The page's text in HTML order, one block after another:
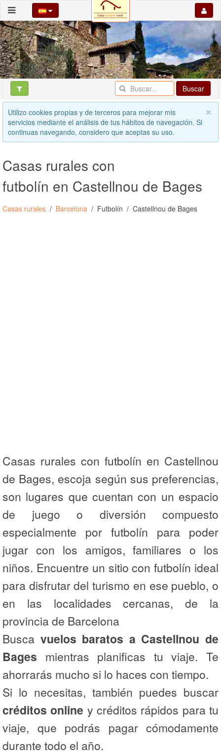
Buscar
Utilizo cookies propias y de terceros para mejorar mis
servicios mediante el análisis de tus hábitos de navegación. Si
continuas navegando, considero que aceptas su uso.
Casas rurales con
futbolín en Castellnou de Bages
Casas rurales Barcelona Futbolín Castellnou de Bages
Casas rurales con futbolín en Castellnou
de Bages, escoja según sus preferencias,
son lugares que cuentan con un espacio
de juego o diversión compuesto
especialmente por futbolín para poder
jugar con los amigos, familiares o los
niños. Encuentre un sitio con futbolín ideal
para disfrutar del turismo en ese pueblo, o
en las localidades cercanas, de la
provincia de Barcelona
Busca vuelos baratos a Castellnou de
Bages mientras planificas tu viaje. Te
ahorrarás mucho si lo haces con tiempo.
Si lo necesitas, también puedes buscar
créditos online y créditos rápidos para tu
viaje, que podrás pagar cómodamente
durante todo el año.